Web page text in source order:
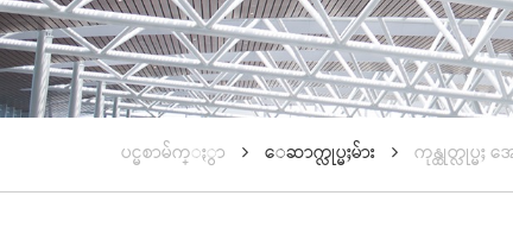
ပင္မစာမ်က္ႏွာ ေဆာက္လုပ္မႈမ်ား ကုန္ထုတ္လုပ္မႈ